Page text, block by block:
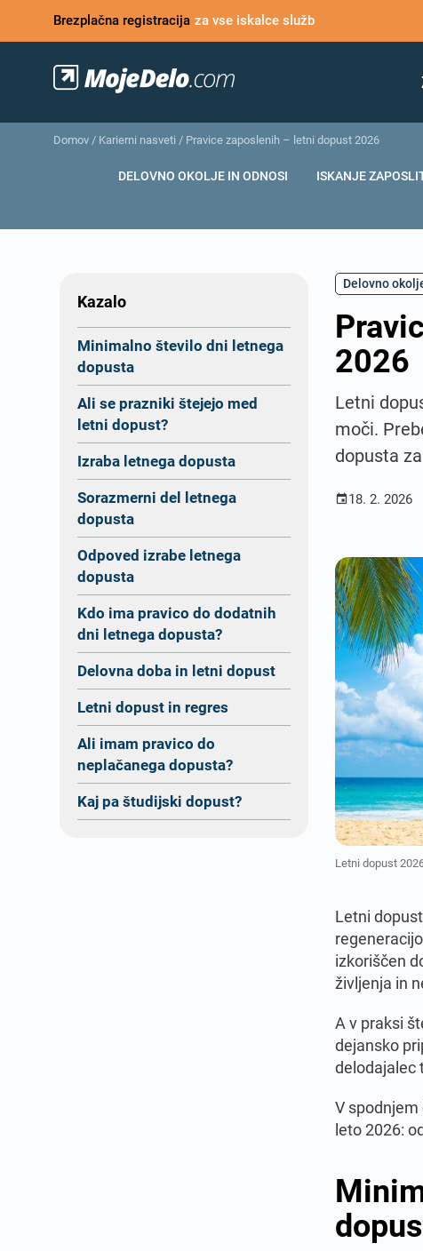
Brezplačna registracija za vse iskalce služb
Domov / Karierni nasveti / Pravice zaposlenih – letni dopust 2026
DELOVNO OKOLJE IN ODNOSI ISKANJE
Kazalo
Minimalno število dni letnega
dopusta
Ali se prazniki štejejo med
letni dopust?
Izraba letnega dopusta
Sorazmerni del letnega
dopusta
Odpoved izrabe letnega
dopusta
Kdo ima pravico do dodatnih
dni letnega dopusta?
Delovna doba in letni dopust
Letni dopust in regres
Ali imam pravico do
neplačanega dopusta?
Kaj pa študijski dopust?
Delovno
2026
Letni
moči.
dopusta
 18. 2. 2026
Letni dopust
Letni
izkoriščen
življenja in
A v praksi
dejansko
delodajalec
V
leto 2026: